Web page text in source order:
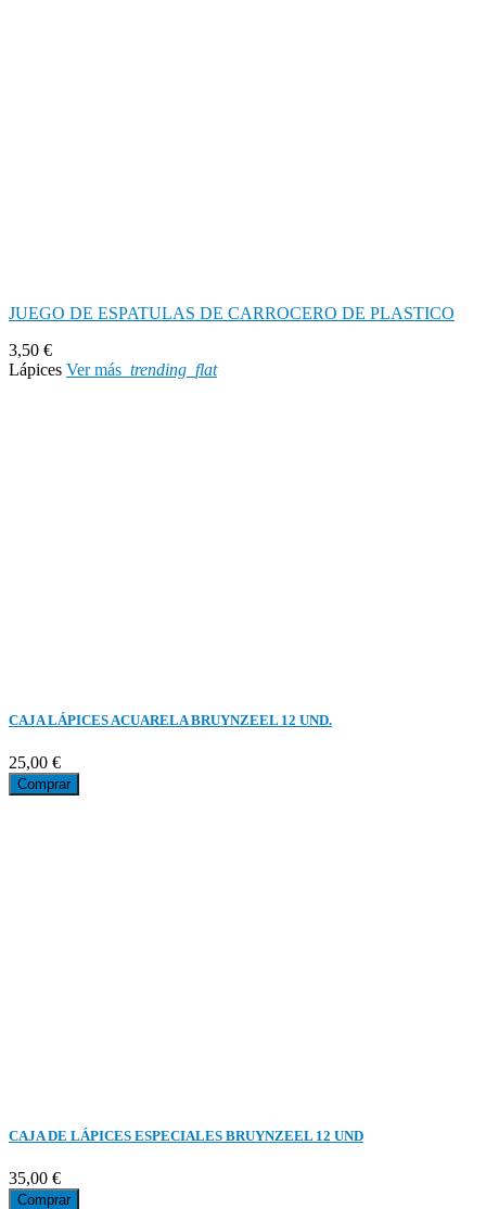
JUEGO DE ESPATULAS DE CARROCERO DE PLASTICO
3,50 €
Lápices Ver más trending_flat
CAJA LÁPICES ACUARELA BRUYNZEEL 12 UND.
25,00 €
Comprar
CAJA DE LÁPICES ESPECIALES BRUYNZEEL 12 UND
35,00 €
Comprar